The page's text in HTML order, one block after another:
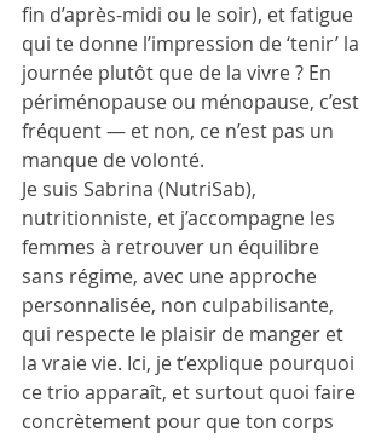
fin d’après-midi ou le soir), et fatigue
qui te donne l’impression de ‘tenir’ la
journée plutôt que de la vivre ? En
périménopause ou ménopause, c’est
fréquent — et non, ce n’est pas un
manque de volonté.
Je suis Sabrina (NutriSab),
nutritionniste, et j’accompagne les
femmes à retrouver un équilibre
sans régime, avec une approche
personnalisée, non culpabilisante,
qui respecte le plaisir de manger et
la vraie vie. Ici, je t’explique pourquoi
ce trio apparaît, et surtout quoi faire
concrètement pour que ton corps